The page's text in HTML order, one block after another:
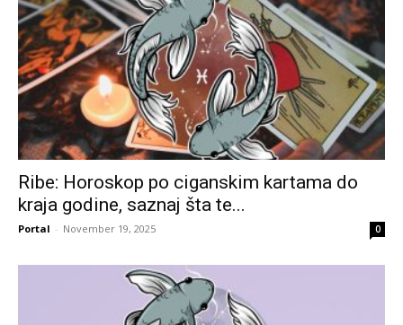
Ribe: Horoskop po ciganskim kartama do
kraja godine, saznaj šta te...
Portal - November 19, 2025 0